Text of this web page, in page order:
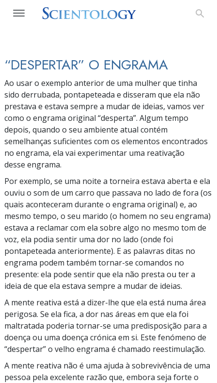
“DESPERTAR” O ENGRAMA
Ao usar o exemplo anterior de uma mulher que tinha
sido derrubada, pontapeteada e disseram que ela não
prestava e estava sempre a mudar de ideias, vamos ver
como o engrama original “desperta”. Algum tempo
depois, quando o seu ambiente atual contém
semelhanças suficientes com os elementos encontrados
no engrama, ela vai experimentar uma reativação
desse engrama.
Por exemplo, se uma noite a torneira estava aberta e ela
ouviu o som de um carro que passava no lado de fora (os
quais aconteceram durante o engrama original) e, ao
mesmo tempo, o seu marido (o homem no seu engrama)
estava a reclamar com ela sobre algo no mesmo tom de
voz, ela podia sentir uma dor no lado (onde foi
pontapeteada anteriormente). E as palavras ditas no
engrama podem também tornar-se comandos no
presente: ela pode sentir que ela não presta ou ter a
ideia de que ela estava sempre a mudar de ideias.
A mente reativa está a dizer-lhe que ela está numa área
perigosa. Se ela fica, a dor nas áreas em que ela foi
maltratada poderia tornar-se uma predisposição para a
doença ou uma doença crónica em si. Este fenómeno de
“despertar”o velho engrama é chamado reestimulação.
A mente reativa não é uma ajuda à sobrevivência de uma
pessoa pela excelente razão que, embora seja forte o